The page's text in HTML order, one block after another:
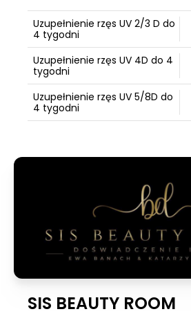
Uzupełnienie rzęs UV 2/3 D do
4 tygodni
Uzupełnienie rzęs UV 4D do 4
tygodni
Uzupełnienie rzęs UV 5/8D do
4 tygodni
SIS BEAUTY ROOM